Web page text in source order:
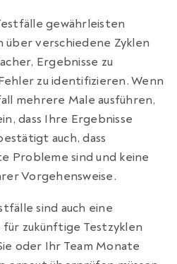
gewährleisten
über verschiedene Zyklen
Ergebnisse zu
zu identifizieren. Wenn
mehrere Male ausführen,
dass Ihre Ergebnisse
auch, dass
Probleme sind und keine
Vorgehensweise.
sind auch eine
zukünftige Testzyklen
oder Ihr Team Monate